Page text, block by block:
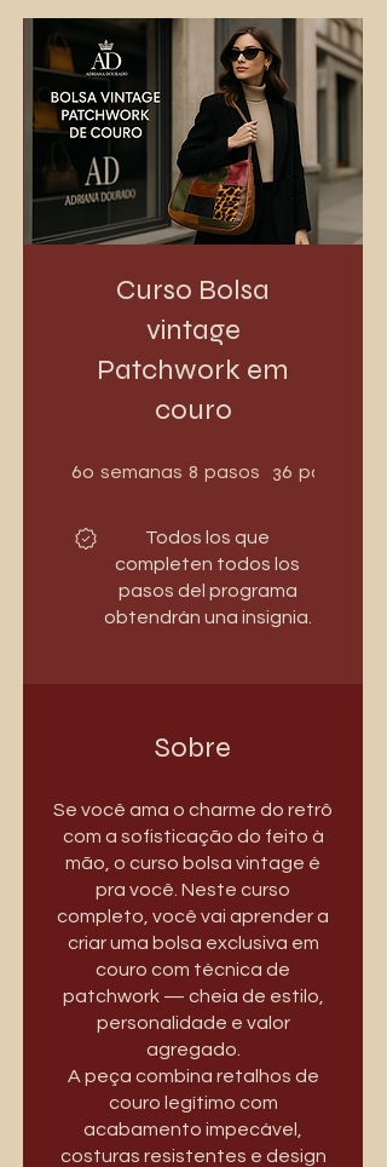
Curso Bolsa
vintage
Patchwork em
couro
60 semanas 60 semanas
8 pasos 8 pasos
36
Todos los que
completen todos los
pasos del programa
obtendrán una insignia.
Sobre
Se você ama o charme do retrô
com a sofisticação do feito à
mão, o curso bolsa vintage é
pra você. Neste curso
completo, você vai aprender a
criar uma bolsa exclusiva em
couro com técnica de
patchwork — cheia de estilo,
personalidade e valor
agregado.
A peça combina retalhos de
couro legítimo com
acabamento impecável,
costuras resistentes e design